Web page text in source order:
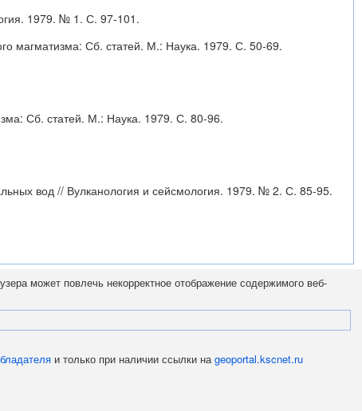
1979. № 1. С. 97-101.
магматизма: Сб. статей. М.: Наука. 1979. С. 50-69.
Сб. статей. М.: Наука. 1979. С. 80-96.
вод // Вулканология и сейсмология. 1979. № 2. С. 85-95.
может повлечь некорректное отображение содержимого веб-
и только при наличии ссылки наgeoportal.kscnet.ru